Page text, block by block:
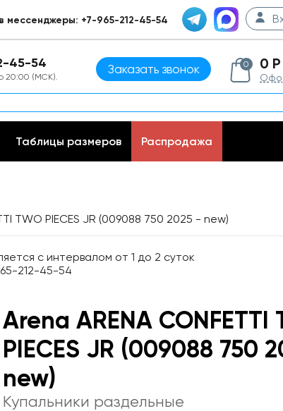
мессенджеры: +7-965-212-45-54
45-54
20:00 (МСК).
Заказать звонок 0 0 Р
Таблицы размеров Распродажа
TWO PIECES JR (009088 750 2025 - new)
с интервалом от 1 до 2 суток
212-45-54
Arena ARENA CONFETTI
PIECES JR (009088 750
new)
Купальники раздельные